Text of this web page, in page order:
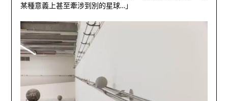
某種意義上甚至牽涉到別的星球…」